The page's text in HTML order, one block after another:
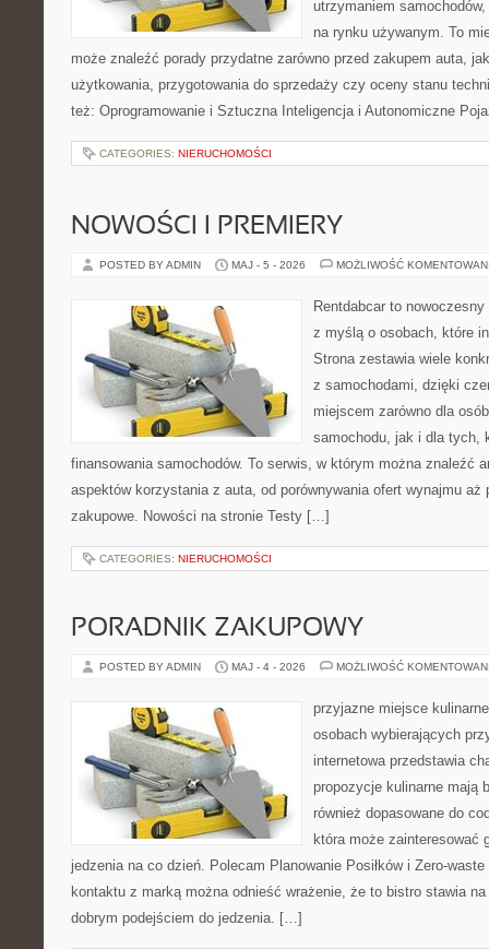
utrzymaniem
na rynku używanym. To
może znaleźć porady przydatne zarówno przed zakupem auta,
użytkowania, przygotowania do sprzedaży czy oceny stanu
też: Oprogramowanie i Sztuczna Inteligencja i Autonomiczne
CATEGORIES: NIERUCHOMOŚCI
NOWOŚCI I PREMIERY
POSTED BY ADMIN MAJ - 5 - 2026 MOŻLIWOŚĆ
Rentdabcar to
z myślą o osobach, które
Strona zestawia wiele
z samochodami, dzięki
miejscem zarówno dla
samochodu, jak i dla tych,
finansowania samochodów. To serwis, w którym można znaleźć
aspektów korzystania z auta, od porównywania ofert wynajmu aż
zakupowe. Nowości na stronie Testy […]
CATEGORIES: NIERUCHOMOŚCI
PORADNIK ZAKUPOWY
POSTED BY ADMIN MAJ - 4 - 2026 MOŻLIWOŚĆ
przyjazne miejsce
osobach wybierających
internetowa przedstawia
propozycje kulinarne mają
również dopasowane do
która może zainteresować
jedzenia na co dzień. Polecam Planowanie Posiłków i Zero-
kontaktu z marką można odnieść wrażenie, że to bistro stawia na
dobrym podejściem do jedzenia. […]